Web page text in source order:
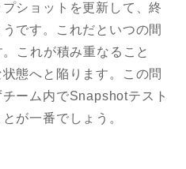
ショットを更新して、終
です。これだといつの間
これが積み重なること
態へと陥ります。この問
ーム内でSnapshotテスト
が一番でしょう。